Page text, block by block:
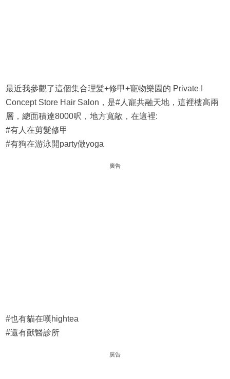
最近我參觀了這個集合理髪+修甲+寵物樂園的 Private I
Concept Store Hair Salon，是#人寵共融天地，這裡樓高兩
層，總面積達8000呎，地方寬敞，在這裡:
#有人在剪髮修甲
#有狗在游泳開party做yoga
廣告
#也有貓在嘆hightea
#還有獸醫診所
廣告